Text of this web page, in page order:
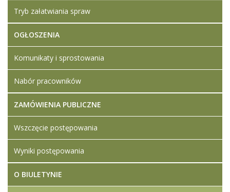
Tryb załatwiania spraw
OGŁOSZENIA
Komunikaty i sprostowania
Nabór pracowników
ZAMÓWIENIA PUBLICZNE
Wszczęcie postępowania
Wyniki postępowania
O BIULETYNIE